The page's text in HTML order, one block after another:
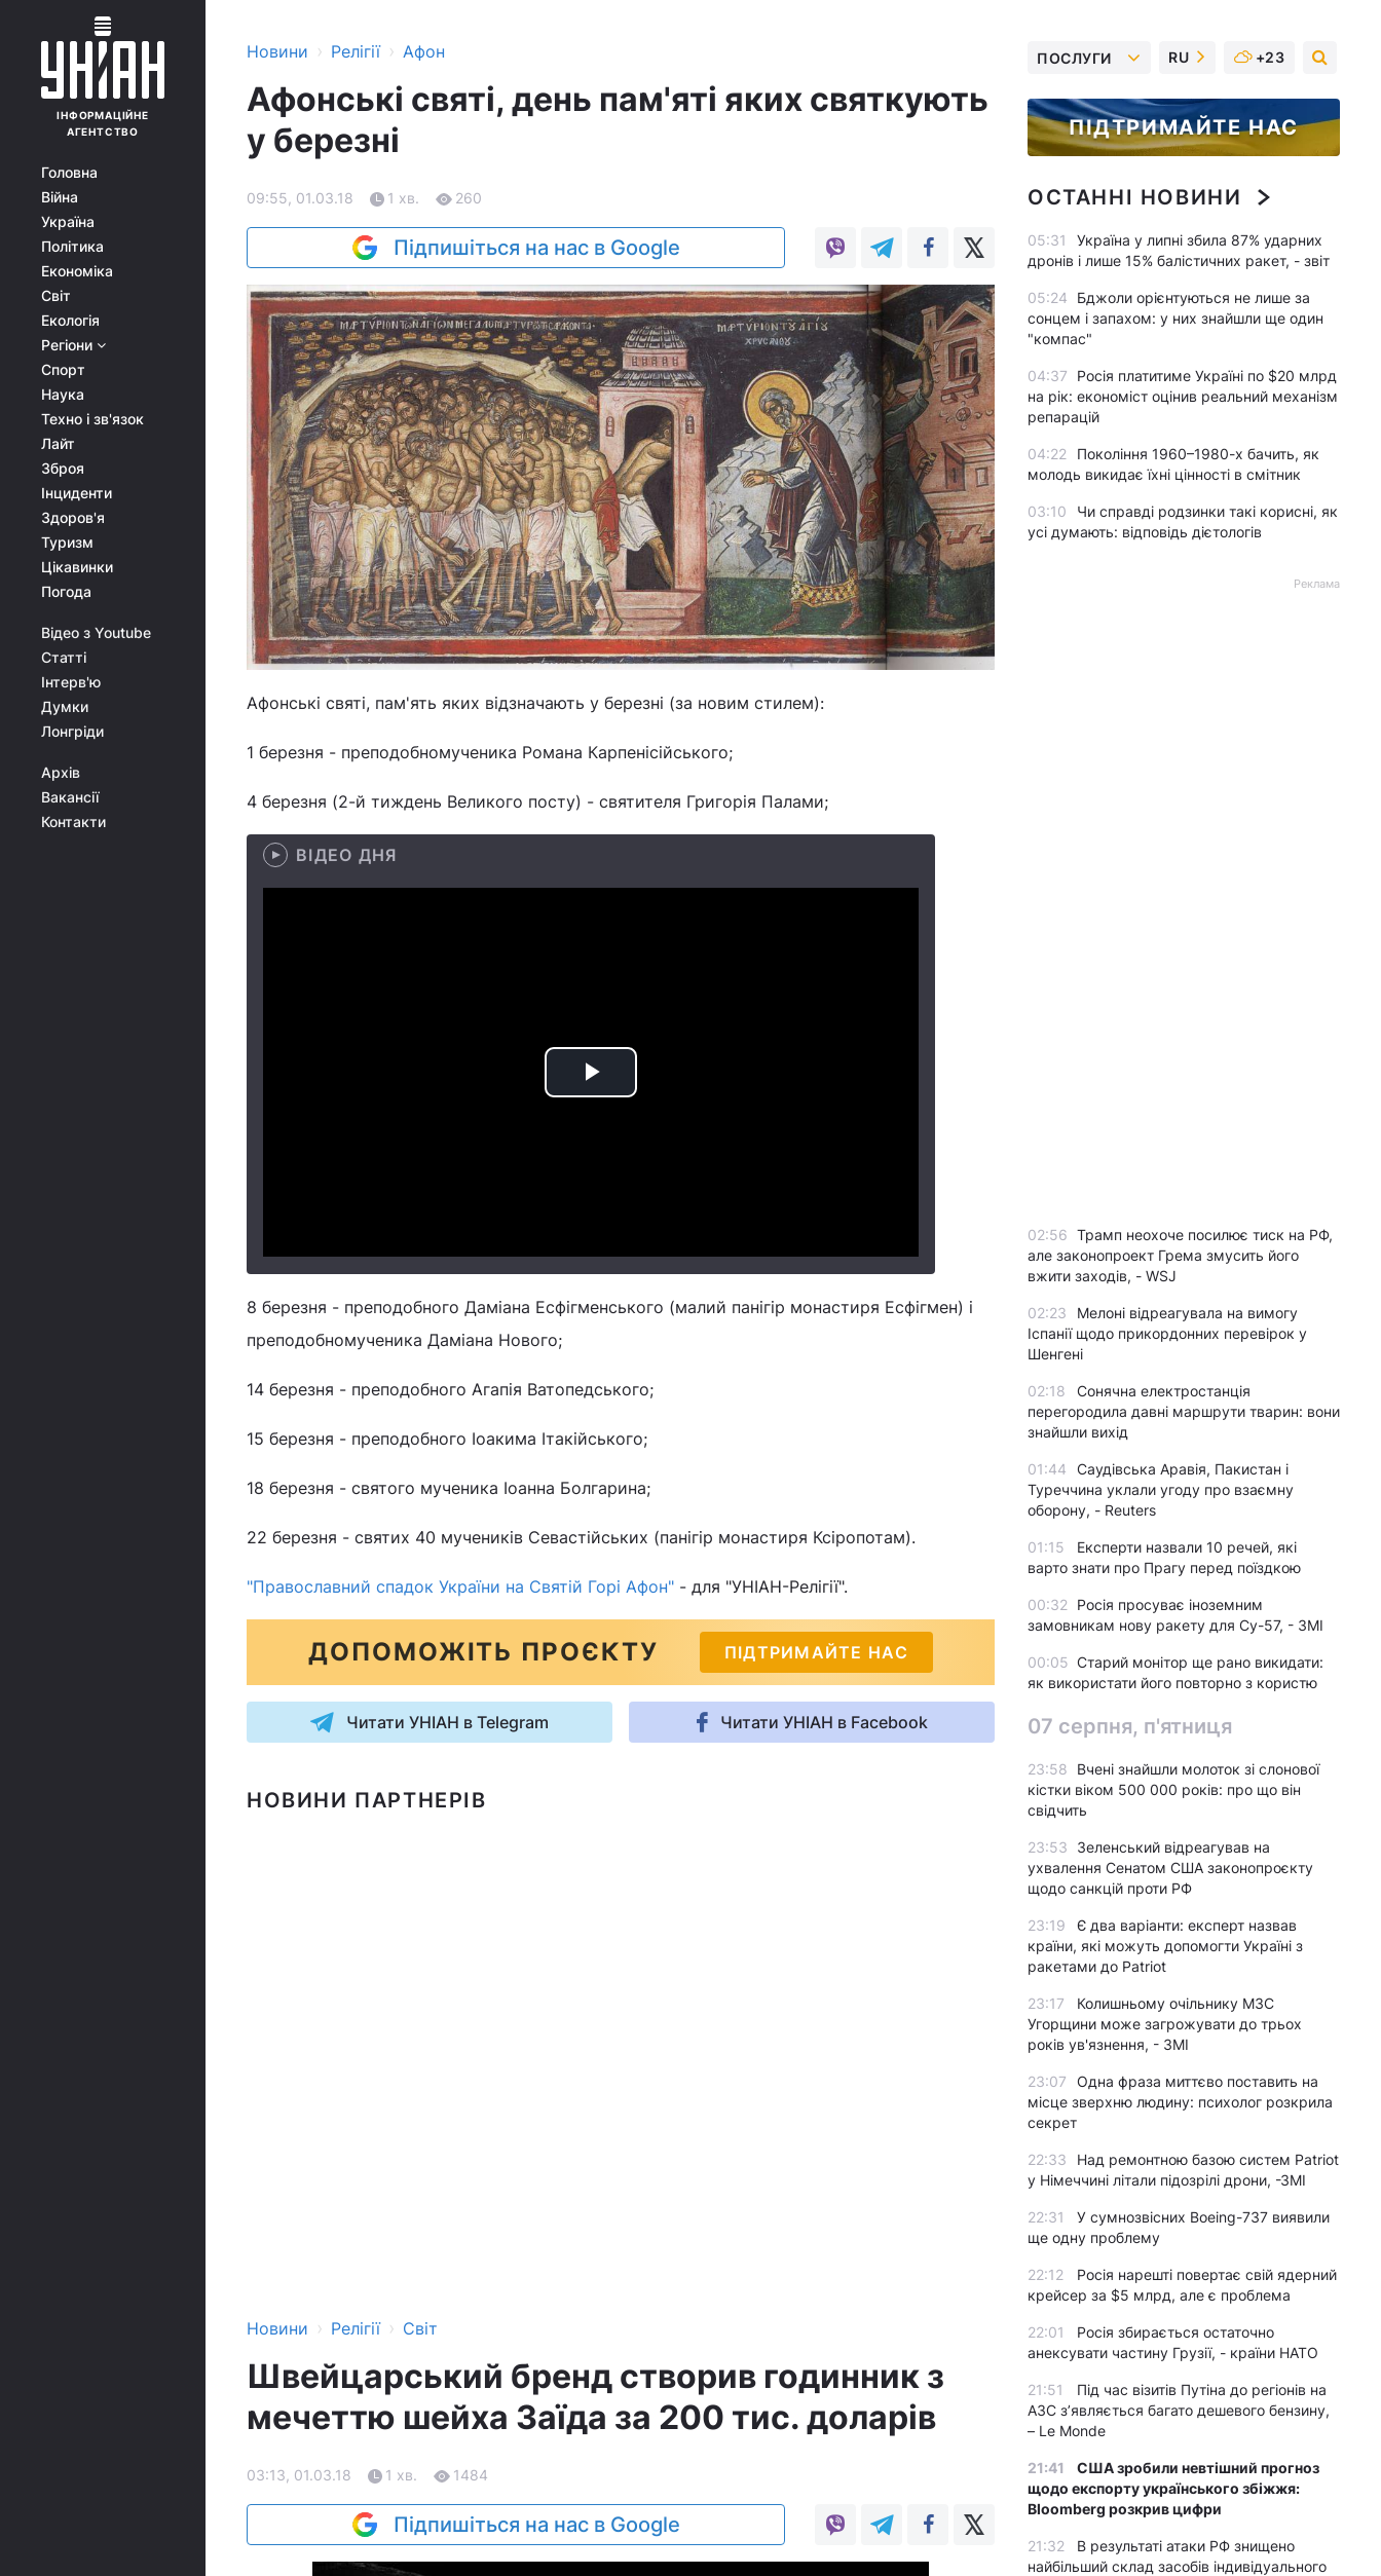
ІНФОРМАЦІЙНЕ
АГЕНТСТВО
Головна
Війна
Україна
Політика
Економіка
Світ
Екологія
Регіони
Спорт
Наука
Техно і зв'язок
Лайт
Зброя
Інциденти
Здоров'я
Туризм
Цікавинки
Погода
Відео з Youtube
Статті
Інтерв'ю
Думки
Лонгріди
Архів
Вакансії
Контакти
Новини › Релігії › Афон
Афонські святі, день пам'яті яких святкують
у березні
09:55, 01.03.18 1 хв. 260
Підпишіться на нас в Google
Афонські святі, пам'ять яких відзначають у березні (за новим стилем):
1 березня - преподобномученика Романа Карпенісійського;
4 березня (2-й тиждень Великого посту) - святителя Григорія Палами;
ВІДЕО ДНЯ
Play
8 березня - преподобного Даміана Есфігменського (малий панігір монастиря Есфігмен) і
преподобномученика Даміана Нового;
14 березня - преподобного Агапія Ватопедського;
15 березня - преподобного Іоакима Ітакійського;
18 березня - святого мученика Іоанна Болгарина;
22 березня - святих 40 мучеників Севастійських (панігір монастиря Ксіропотам).
"Православний спадок України на Святій Горі Афон" - для "УНІАН-Релігії".
ДОПОМОЖІТЬ ПРОЄКТУ ПІДТРИМАЙТЕ НАС
Читати УНІАН в Telegram Читати УНІАН в Facebook
НОВИНИ ПАРТНЕРІВ
Новини › Релігії › Світ
Швейцарський бренд створив годинник з
мечеттю шейха Заїда за 200 тис. доларів
03:13, 01.03.18 1 хв. 1484
Підпишіться на нас в Google
ПОСЛУГИ RU +23
ПІДТРИМАЙТЕ НАС
ОСТАННІ НОВИНИ
05:31
Україна у липні збила 87% ударних
дронів і лише 15% балістичних ракет, - звіт
05:24
Бджоли орієнтуються не лише за
сонцем і запахом: у них знайшли ще один
"компас"
04:37
Росія платитиме Україні по $20 млрд
на рік: економіст оцінив реальний механізм
репарацій
04:22
Покоління 1960–1980-х бачить, як
молодь викидає їхні цінності в смітник
03:10
Чи справді родзинки такі корисні, як
усі думають: відповідь дієтологів
Реклама
02:56 Трамп неохоче посилює тиск на РФ,
але законопроект Грема змусить його
вжити заходів, - WSJ
02:23
Мелоні відреагувала на вимогу
Іспанії щодо прикордонних перевірок у
Шенгені
02:18
Сонячна електростанція
перегородила давні маршрути тварин: вони
знайшли вихід
01:44
Саудівська Аравія, Пакистан і
Туреччина уклали угоду про взаємну
оборону, - Reuters
01:15
Експерти назвали 10 речей, які
варто знати про Прагу перед поїздкою
00:32
Росія просуває іноземним
замовникам нову ракету для Су-57, - ЗМІ
00:05 Старий монітор ще рано викидати:
як використати його повторно з користю
07 серпня, п'ятниця
23:58
Вчені знайшли молоток зі слонової
кістки віком 500 000 років: про що він
свідчить
23:53
Зеленський відреагував на
ухвалення Сенатом США законопроєкту
щодо санкцій проти РФ
23:19
Є два варіанти: експерт назвав
країни, які можуть допомогти Україні з
ракетами до Patriot
23:17
Колишньому очільнику МЗС
Угорщини може загрожувати до трьох
років ув'язнення, - ЗМІ
23:07
Одна фраза миттєво поставить на
місце зверхню людину: психолог розкрила
секрет
22:33
Над ремонтною базою систем Patriot
у Німеччині літали підозрілі дрони, -ЗМІ
22:31
У сумнозвісних Boeing-737 виявили
ще одну проблему
22:12
Росія нарешті повертає свій ядерний
крейсер за $5 млрд, але є проблема
22:01
Росія збирається остаточно
анексувати частину Грузії, - країни НАТО
21:51
Під час візитів Путіна до регіонів на
АЗС з’являється багато дешевого бензину,
– Le Monde
21:41
США зробили невтішний прогноз
щодо експорту українського збіжжя:
Bloomberg розкрив цифри
21:32
В результаті атаки РФ знищено
найбільший склад засобів індивідуального